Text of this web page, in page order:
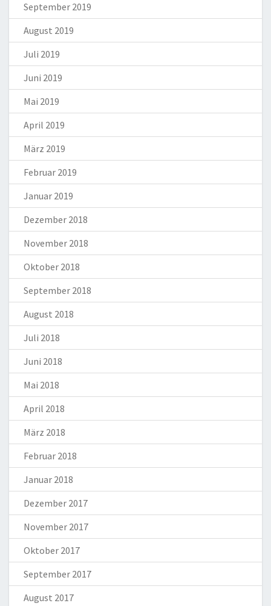
September 2019
August 2019
Juli 2019
Juni 2019
Mai 2019
April 2019
März 2019
Februar 2019
Januar 2019
Dezember 2018
November 2018
Oktober 2018
September 2018
August 2018
Juli 2018
Juni 2018
Mai 2018
April 2018
März 2018
Februar 2018
Januar 2018
Dezember 2017
November 2017
Oktober 2017
September 2017
August 2017